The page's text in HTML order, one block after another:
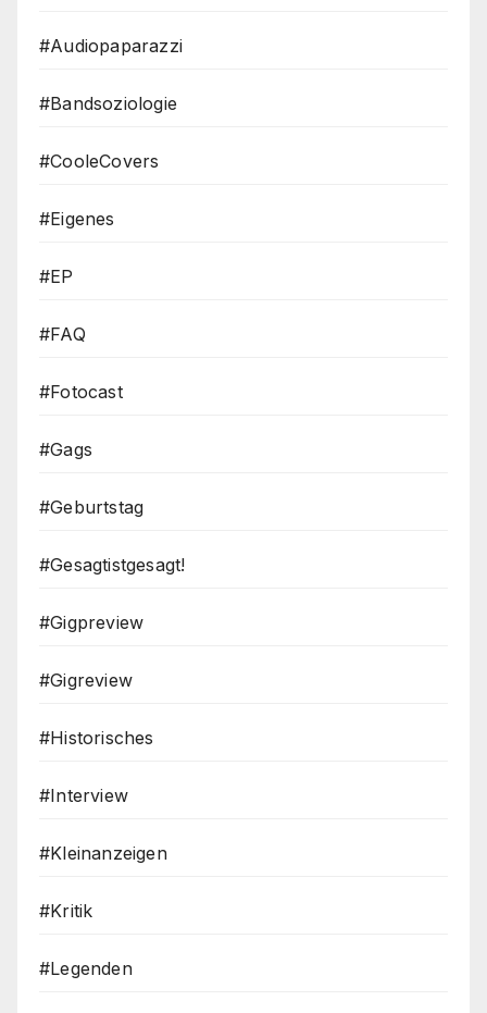
#Audiopaparazzi
#Bandsoziologie
#CooleCovers
#Eigenes
#EP
#FAQ
#Fotocast
#Gags
#Geburtstag
#Gesagtistgesagt!
#Gigpreview
#Gigreview
#Historisches
#Interview
#Kleinanzeigen
#Kritik
#Legenden